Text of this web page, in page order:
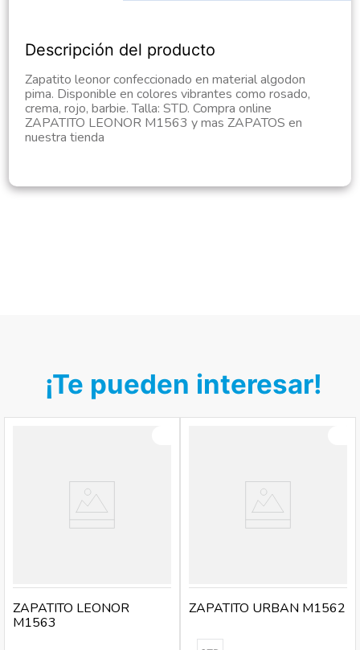
Descripción del producto
Zapatito leonor confeccionado en material algodon
pima. Disponible en colores vibrantes como rosado,
crema, rojo, barbie. Talla: STD. Compra online
ZAPATITO LEONOR M1563 y mas ZAPATOS en
nuestra tienda
¡Te pueden interesar!
ZAPATITO LEONOR
M1563
ZAPATITO URBAN M1562